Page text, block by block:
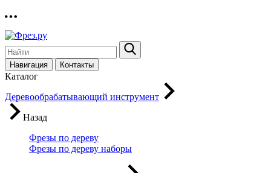
Навигация Контакты
Каталог
Деревообрабатывающий инструмент
Назад
Фрезы по дереву
Фрезы по дереву наборы